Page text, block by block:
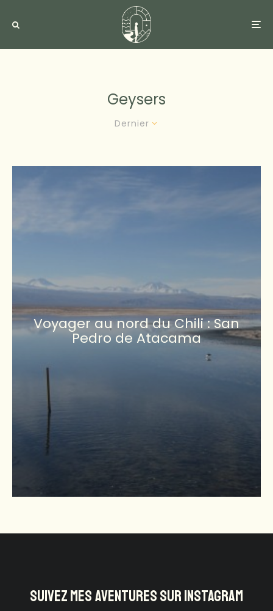
Geysers
Dernier
Voyager au nord du Chili : San
Pedro de Atacama
SUIVEZ MES AVENTURES SUR INSTAGRAM